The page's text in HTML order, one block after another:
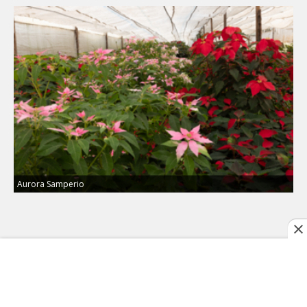
Aurora Samperio